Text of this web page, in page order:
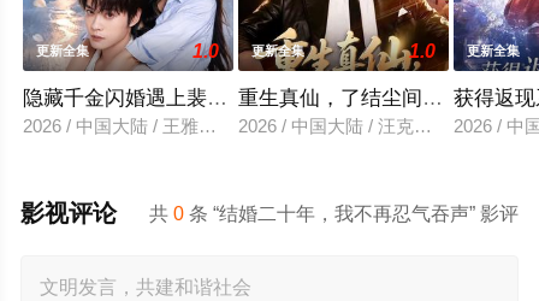
更新全集 1.0
隐藏千金闪婚遇上裴先生
2026 / 中国大陆 / 王雅清＆朱城玮
更新全集 1.0
重生真仙，了结尘间恩怨
2026 / 中国大陆 / 汪克强＆田诗园
更新全集
获得返
2026 / 中
共0 条 “结婚二十年，我不再忍气吞声” 影评
影视评论